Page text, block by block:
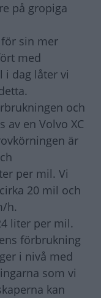
på gropiga
sin mer
med
i dag låter vi
och
av en Volvo XC
är
per mil. Vi
20 mil och
h.
liter per mil.
förbrukning
i nivå med
som vi
kan